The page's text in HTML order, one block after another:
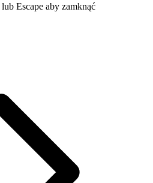
Escape aby zamknąć